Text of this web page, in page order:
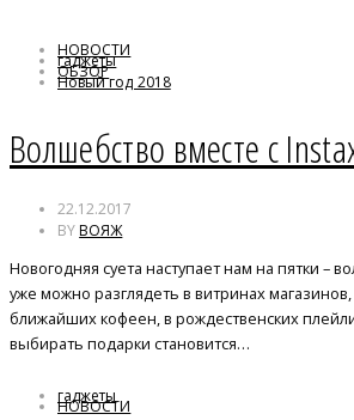
НОВОСТИ
ОБЗОР
гаджеты
Новый год 2018
Волшебство вместе с
22.12.2017
BYВОЯЖ
Новогодняя суета наступает нам на пятки –
уже можно разглядеть в витринах
ближайших кофеен, в рождественских
выбирать подарки становится…
НОВОСТИ
гаджеты